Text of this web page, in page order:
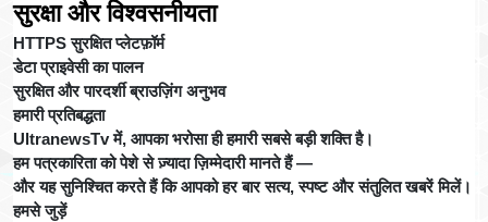
सुरक्षा और विश्वसनीयता
HTTPS सुरक्षित प्लेटफ़ॉर्म
डेटा प्राइवेसी का पालन
सुरक्षित और पारदर्शी ब्राउज़िंग अनुभव
हमारी प्रतिबद्धता
UltranewsTv में, आपका भरोसा ही हमारी सबसे बड़ी शक्ति है।
हम पत्रकारिता को पेशे से ज़्यादा ज़िम्मेदारी मानते हैं —
और यह सुनिश्चित करते हैं कि आपको हर बार सत्य, स्पष्ट और संतुलित खबरें मिलें।
हमसे जुड़ें